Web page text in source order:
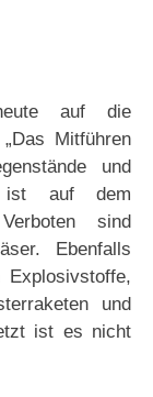
auf die
Mitführen
und
ist auf dem
sind
Ebenfalls
und
ist es nicht